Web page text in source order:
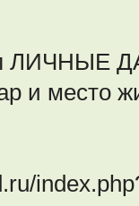
ЛИЧНЫЕ
и место